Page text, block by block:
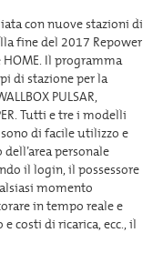
con nuove stazioni di
fine del 2017 Repower
HOME. Il programma
di stazione per la
PULSAR,
Tutti e tre i modelli
di facile utilizzo e
personale
il login, il possessore
momento
in tempo reale e
costi di ricarica, ecc., il